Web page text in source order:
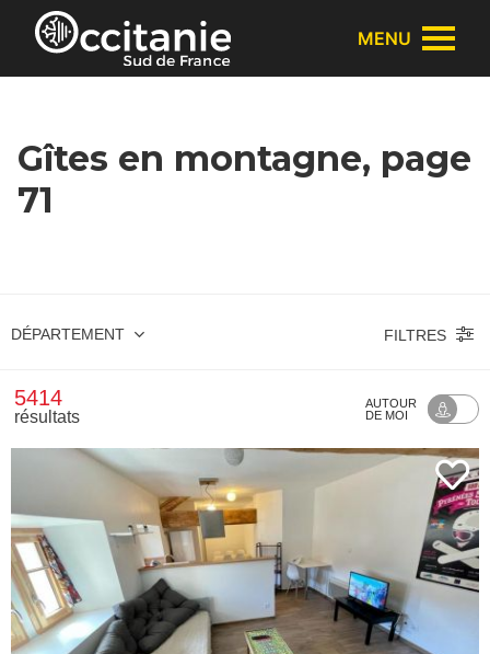
Panneau de gestion des cookies
MENU
Gîtes en montagne, page
71
DÉPARTEMENT FILTRES
5414
résultats
AUTOUR
DE MOI